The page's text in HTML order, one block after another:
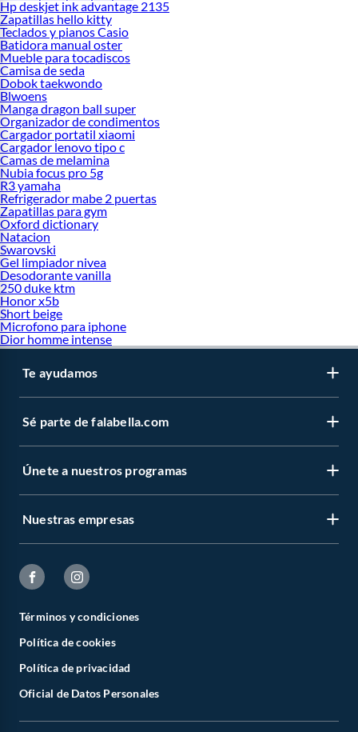
Hp deskjet ink advantage 2135
Zapatillas hello kitty
Teclados y pianos Casio
Batidora manual oster
Mueble para tocadiscos
Camisa de seda
Dobok taekwondo
Blwoens
Manga dragon ball super
Organizador de condimentos
Cargador portatil xiaomi
Cargador lenovo tipo c
Camas de melamina
Nubia focus pro 5g
R3 yamaha
Refrigerador mabe 2 puertas
Zapatillas para gym
Oxford dictionary
Natacion
Swarovski
Gel limpiador nivea
Desodorante vanilla
250 duke ktm
Honor x5b
Short beige
Microfono para iphone
Dior homme intense
Te ayudamos
Sé parte de falabella.com
Únete a nuestros programas
Nuestras empresas
Términos y condiciones
Política de cookies
Política de privacidad
Oficial de Datos Personales